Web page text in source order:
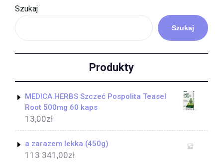
Szukaj
Szukaj
Produkty
MEDICA HERBS Szczeć Pospolita Teasel
Root 500mg 60 kaps
13,00zł
a zarazem lekka (450g)
113 341,00zł